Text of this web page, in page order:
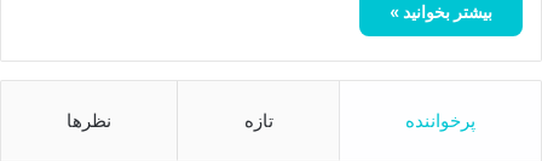
بیشتر بخوانید »
پرخواننده تازه نظرها